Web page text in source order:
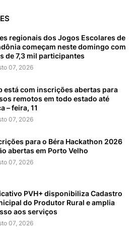
regionais dos Jogos Escolares de
começam neste domingo com
de 7,3 mil participantes
07, 2026
está com inscrições abertas para
remotos em todo estado até
– feira, 11
07, 2026
para o Béra Hackathon 2026
abertas em Porto Velho
07, 2026
PVH+ disponibiliza Cadastro
do Produtor Rural e amplia
aos serviços
07, 2026